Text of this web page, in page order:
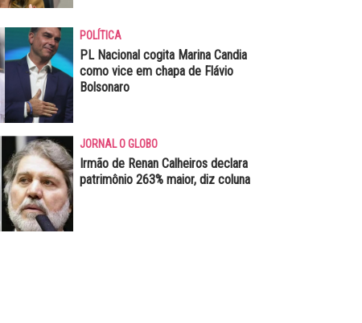
POLÍTICA
PL Nacional cogita Marina Candia
como vice em chapa de Flávio
Bolsonaro
JORNAL O GLOBO
Irmão de Renan Calheiros declara
patrimônio 263% maior, diz coluna